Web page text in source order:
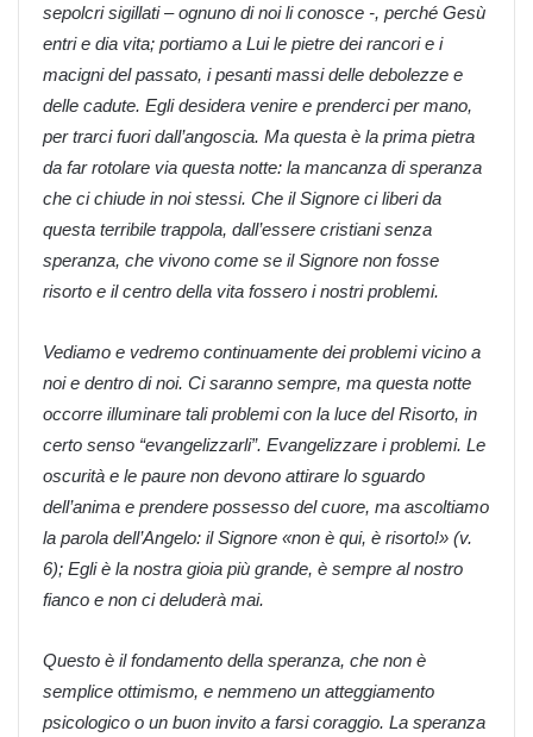
sepolcri sigillati – ognuno di noi li conosce -, perché Gesù
entri e dia vita; portiamo a Lui le pietre dei rancori e i
macigni del passato, i pesanti massi delle debolezze e
delle cadute. Egli desidera venire e prenderci per mano,
per trarci fuori dall’angoscia. Ma questa è la prima pietra
da far rotolare via questa notte: la mancanza di speranza
che ci chiude in noi stessi. Che il Signore ci liberi da
questa terribile trappola, dall’essere cristiani senza
speranza, che vivono come se il Signore non fosse
risorto e il centro della vita fossero i nostri problemi.
Vediamo e vedremo continuamente dei problemi vicino a
noi e dentro di noi. Ci saranno sempre, ma questa notte
occorre illuminare tali problemi con la luce del Risorto, in
certo senso “evangelizzarli”. Evangelizzare i problemi. Le
oscurità e le paure non devono attirare lo sguardo
dell’anima e prendere possesso del cuore, ma ascoltiamo
la parola dell’Angelo: il Signore «non è qui, è risorto!» (v.
6); Egli è la nostra gioia più grande, è sempre al nostro
fianco e non ci deluderà mai.
Questo è il fondamento della speranza, che non è
semplice ottimismo, e nemmeno un atteggiamento
psicologico o un buon invito a farsi coraggio. La speranza